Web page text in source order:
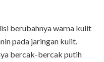
berubahnya warna kulit
pada jaringan kulit.
bercak-bercak putih